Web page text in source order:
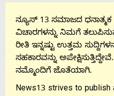
ನ್ಯೂಸ್ 13 ಸಮಾಜದ ಧನಾತ್ಮಕ
ವಿಚಾರಗಳನ್ನು ನಿಮಗೆ
ರೀತಿ ಇನ್ನಷ್ಟು ಉತ್ತಮ
ಸಹಕಾರವನ್ನು
ನಮ್ಮೊಂದಿಗೆ ಜೊತೆಯಾಗಿ.
News13 strives to publish